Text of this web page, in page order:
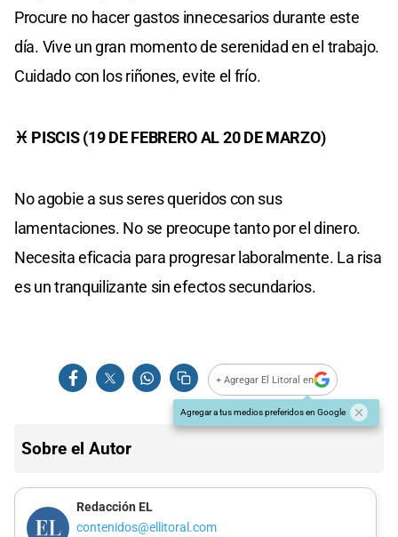
Procure no hacer gastos innecesarios durante este
día. Vive un gran momento de serenidad en el trabajo.
Cuidado con los riñones, evite el frío.
♓ PISCIS (19 DE FEBRERO AL 20 DE MARZO)
No agobie a sus seres queridos con sus
lamentaciones. No se preocupe tanto por el dinero.
Necesita eficacia para progresar laboralmente. La risa
es un tranquilizante sin efectos secundarios.
+ Agregar El Litoral en
Agregar a tus medios preferidos en Google
Sobre el Autor
Redacción EL
contenidos@ellitoral.com